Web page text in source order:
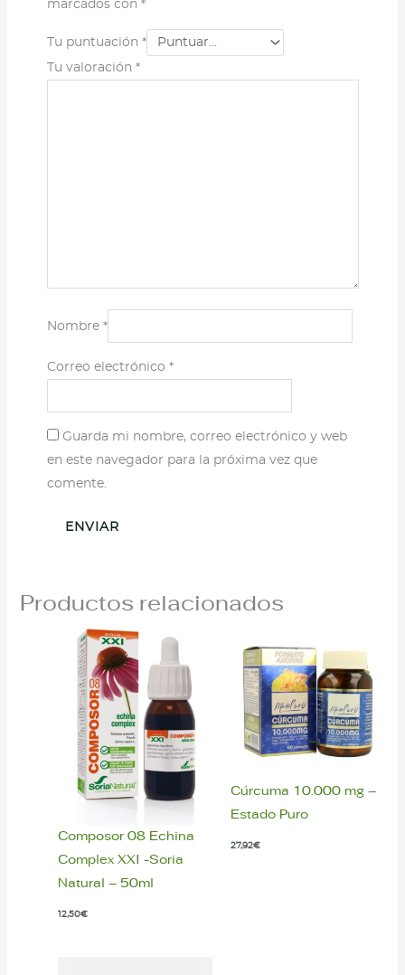
marcados con *
Tu puntuación *
Tu valoración *
Nombre *
Correo electrónico *
Guarda mi nombre, correo electrónico y web
en este navegador para la próxima vez que
comente.
Productos relacionados
Composor 08 Echina
Complex XXI -Soria
Natural – 50ml
12,50€
Cúrcuma 10.000 mg –
Estado Puro
27,92€